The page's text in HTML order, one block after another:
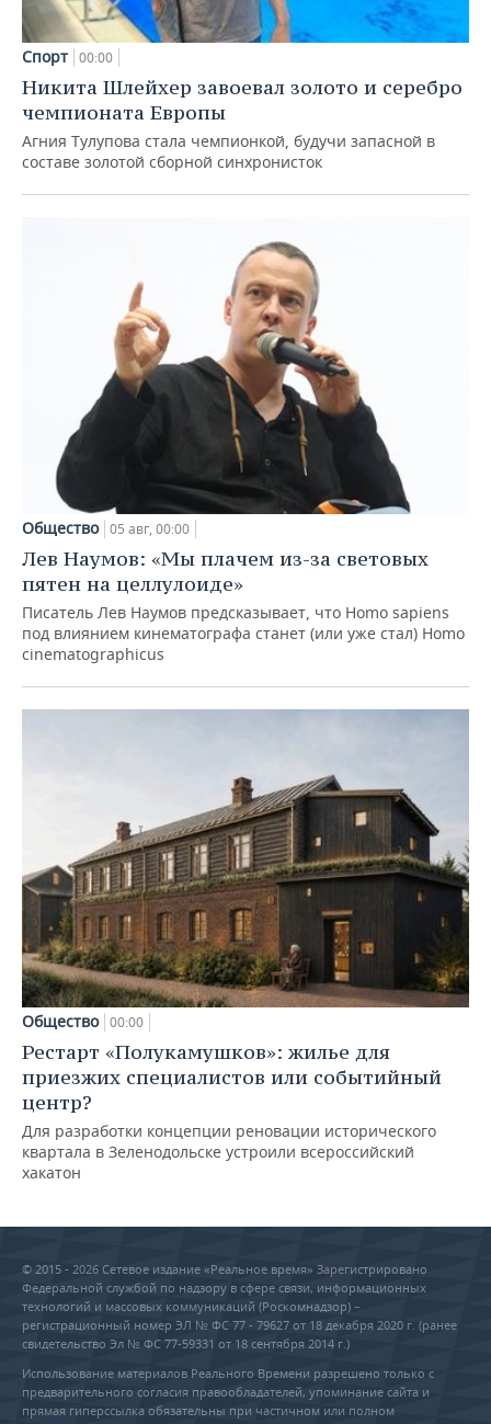
Спорт 00:00
Никита Шлейхер завоевал золото и серебро
чемпионата Европы
Агния Тулупова стала чемпионкой, будучи запасной в
составе золотой сборной синхронисток
Общество 05 авг, 00:00
Лев Наумов: «Мы плачем из-за световых
пятен на целлулоиде»
Писатель Лев Наумов предсказывает, что Homo sapiens
под влиянием кинематографа станет (или уже стал) Homo
cinematographicus
Общество 00:00
Рестарт «Полукамушков»: жилье для
приезжих специалистов или событийный
центр?
Для разработки концепции реновации исторического
квартала в Зеленодольске устроили всероссийский
хакатон
© 2015 - 2026 Сетевое издание «Реальное время» Зарегистрировано
Федеральной службой по надзору в сфере связи, информационных
технологий и массовых коммуникаций (Роскомнадзор) –
регистрационный номер ЭЛ № ФС 77 - 79627 от 18 декабря 2020 г. (ранее
свидетельство Эл № ФС 77-59331 от 18 сентября 2014 г.)
Использование материалов Реального Времени разрешено только с
предварительного согласия правообладателей, упоминание сайта и
прямая гиперссылка обязательны при частичном или полном